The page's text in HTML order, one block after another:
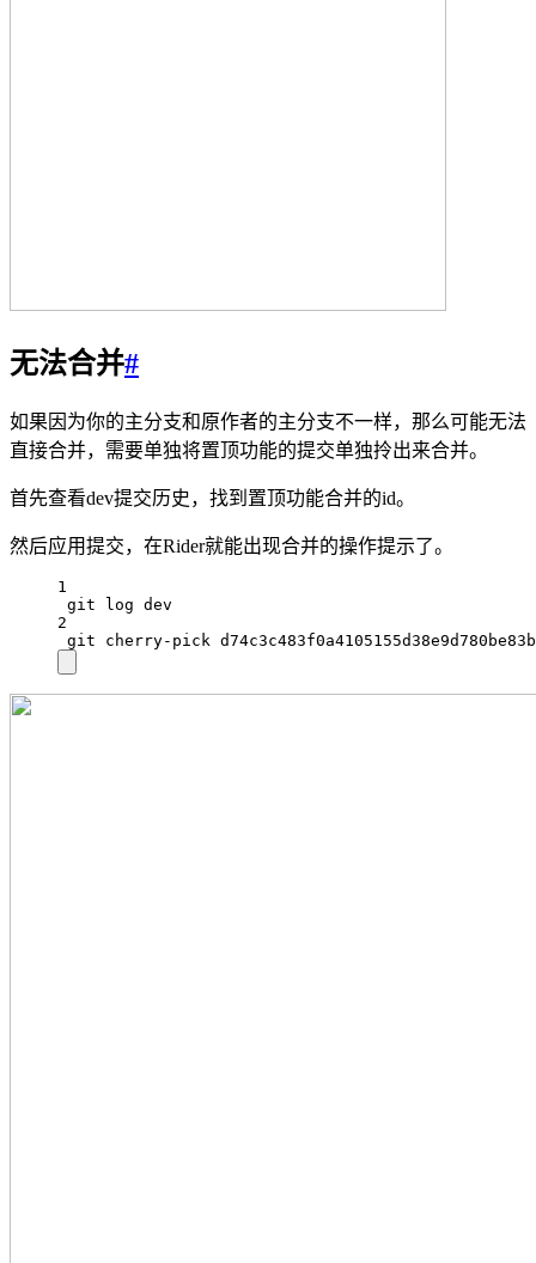
无法合并#
如果因为你的主分支和原作者的主分支不一样，那么可能无法
直接合并，需要单独将置顶功能的提交单独拎出来合并。
首先查看dev提交历史，找到置顶功能合并的id。
然后应用提交，在Rider就能出现合并的操作提示了。
1
git log dev
2
git cherry-pick